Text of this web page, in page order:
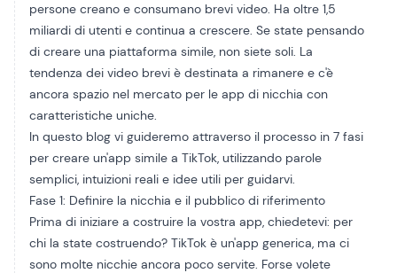
persone creano e consumano brevi video. Ha oltre 1,5
miliardi di utenti e continua a crescere. Se state pensando
di creare una piattaforma simile, non siete soli. La
tendenza dei video brevi è destinata a rimanere e c'è
ancora spazio nel mercato per le app di nicchia con
caratteristiche uniche.
In questo blog vi guideremo attraverso il processo in 7 fasi
per creare un'app simile a TikTok, utilizzando parole
semplici, intuizioni reali e idee utili per guidarvi.
Fase 1: Definire la nicchia e il pubblico di riferimento
Prima di iniziare a costruire la vostra app, chiedetevi: per
chi la state costruendo? TikTok è un'app generica, ma ci
sono molte nicchie ancora poco servite. Forse volete